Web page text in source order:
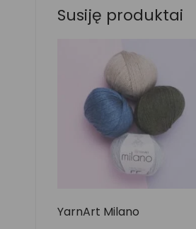
Susiję produktai
YarnArt Milano